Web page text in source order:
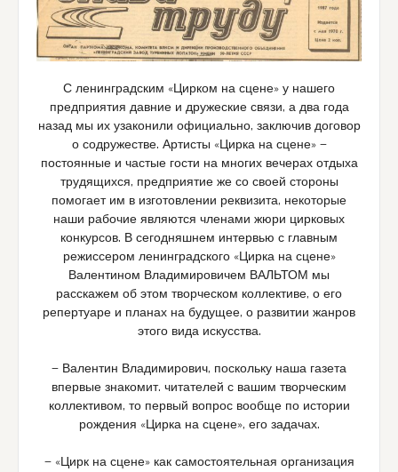
С ленинградским «Цирком на сцене» у нашего
предприятия давние и дружеские связи, а два года
назад мы их узаконили официально, заключив договор
о содружестве. Артисты «Цирка на сцене» —
постоянные и частые гости на многих вечерах отдыха
трудящихся, предприятие же со своей стороны
помогает им в изготовлении реквизита, некоторые
наши рабочие являются членами жюри цирковых
конкурсов. В сегодняшнем интервью с главным
режиссером ленинградского «Цирка на сцене»
Валентином Владимировичем ВАЛЬТОМ мы
расскажем об этом творческом коллективе, о его
репертуаре и планах на будущее, о развитии жанров
этого вида искусства.
— Валентин Владимирович, поскольку наша газета
впервые знакомит. читателей с вашим творческим
коллективом, то первый вопрос вообще по истории
рождения «Цирка на сцене», его задачах.
— «Цирк на сцене» как самостоятельная организация